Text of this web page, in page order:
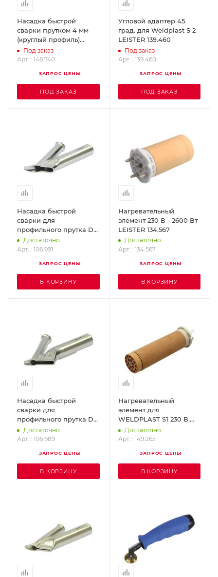
Насадка быстрой
сварки прутком 4 мм
(круглый профиль)
WELDY 146.740
Под заказ
Арт. : 146.740
ЗАПРОС ЦЕНЫ
ПОД ЗАКАЗ
Угловой адаптер 45
град. для Weldplast S 2
LEISTER 139.460
Под заказ
Арт. : 139.460
ЗАПРОС ЦЕНЫ
ПОД ЗАКАЗ
Насадка быстрой
сварки для
профильного прутка D-5
мм (насаживается на
стандартную насадку D-
Достаточно
Арт. : 106.991
ЗАПРОС ЦЕНЫ
В КОРЗИНУ
Нагревательный
элемент 230 В - 2600 Вт
LEISTER 134.567
Достаточно
Арт. : 134.567
ЗАПРОС ЦЕНЫ
В КОРЗИНУ
Насадка быстрой
сварки для
профильного прутка D-3
мм (насаживается на
стандартную насадку D-
Достаточно
Арт. : 106.989
ЗАПРОС ЦЕНЫ
В КОРЗИНУ
Нагревательный
элемент для
WELDPLAST S1 230 В,
1000 Вт LEISTER 149.265
Достаточно
Арт. : 149.265
ЗАПРОС ЦЕНЫ
В КОРЗИНУ